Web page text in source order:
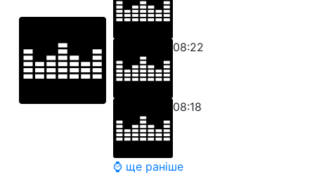
08:22
08:18
⌚ ще раніше